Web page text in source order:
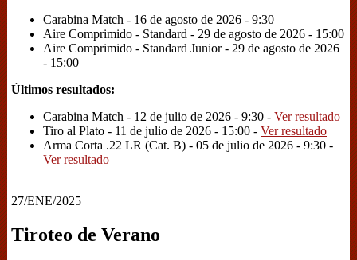
Carabina Match - 16 de agosto de 2026 - 9:30
Aire Comprimido - Standard - 29 de agosto de 2026 - 15:00
Aire Comprimido - Standard Junior - 29 de agosto de 2026
- 15:00
Últimos resultados:
Carabina Match - 12 de julio de 2026 - 9:30 - Ver resultado
Tiro al Plato - 11 de julio de 2026 - 15:00 - Ver resultado
Arma Corta .22 LR (Cat. B) - 05 de julio de 2026 - 9:30 -
Ver resultado
27/ENE/2025
Tiroteo de Verano